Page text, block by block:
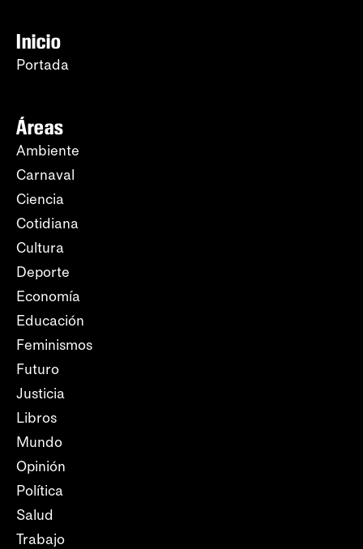
Inicio
Portada
Áreas
Ambiente
Carnaval
Ciencia
Cotidiana
Cultura
Deporte
Economía
Educación
Feminismos
Futuro
Justicia
Libros
Mundo
Opinión
Política
Salud
Trabajo